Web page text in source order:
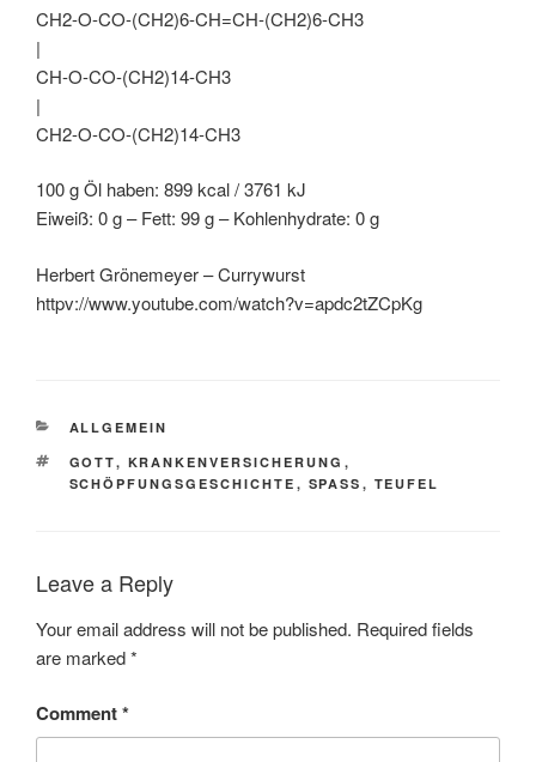
CH2-O-CO-(CH2)6-CH=CH-(CH2)6-CH3
|
CH-O-CO-(CH2)14-CH3
|
CH2-O-CO-(CH2)14-CH3
100 g Öl haben: 899 kcal / 3761 kJ
Eiweiß: 0 g – Fett: 99 g – Kohlenhydrate: 0 g
Herbert Grönemeyer – Currywurst
httpv://www.youtube.com/watch?v=apdc2tZCpKg
CATEGORIES
ALLGEMEIN
TAGS
GOTT, KRANKENVERSICHERUNG ,
SCHÖPFUNGSGESCHICHTE , SPASS , TEUFEL
Leave a Reply
Your email address will not be published. Required fields
are marked*
Comment*